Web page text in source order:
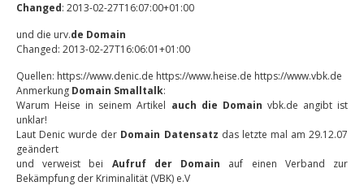
Changed: 2013-02-27T16:07:00+01:00
und die urv.de Domain
Changed: 2013-02-27T16:06:01+01:00
Quellen: https://www.denic.de https://www.heise.de https://www.vbk.de
Anmerkung Domain Smalltalk:
Warum Heise in seinem Artikel auch die Domain vbk.de angibt ist
unklar!
Laut Denic wurde der Domain Datensatz das letzte mal am 29.12.07
geändert
und verweist bei Aufruf der Domain auf einen Verband zur
Bekämpfung der Kriminalität (VBK) e.V